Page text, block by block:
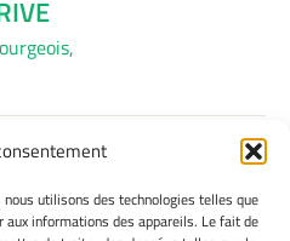
utilisons des technologies telles que
informations des appareils. Le fait de
LÉGALES